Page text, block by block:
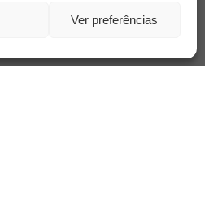
Ver preferências
relato